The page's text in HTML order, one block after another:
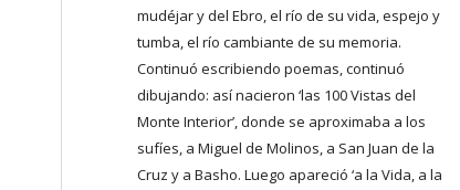
mudéjar y del Ebro, el río de su vida, espejo y
tumba, el río cambiante de su memoria.
Continuó escribiendo poemas, continuó
dibujando: así nacieron ‘las 100 Vistas del
Monte Interior’, donde se aproximaba a los
sufíes, a Miguel de Molinos, a San Juan de la
Cruz y a Basho. Luego apareció ‘a la Vida, a la